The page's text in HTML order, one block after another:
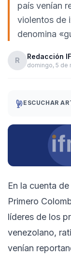
país venían
violentos de
denomina
R Redacción
domingo, 5 de
ESCUCHAR
En la cuenta
Primero
líderes de los
venezolano,
venían